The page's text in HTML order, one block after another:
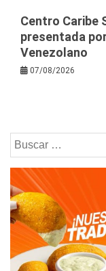
Centro Caribe
presentada
Venezolano
07/08/2026
Buscar: